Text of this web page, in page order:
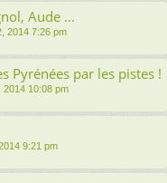
Aude ...
2014 7:26 pm
Pyrénées par les pistes !
2014 10:08 pm
9:21 pm